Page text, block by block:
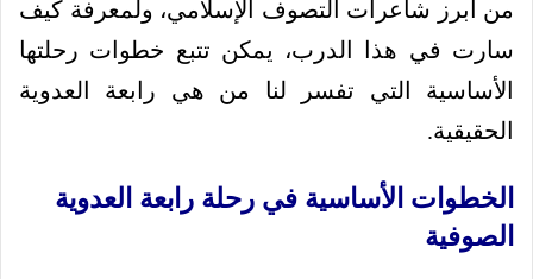
من أبرز شاعرات التصوف الإسلامي، ولمعرفة كيف
سارت في هذا الدرب، يمكن تتبع خطوات رحلتها
الأساسية التي تفسر لنا من هي رابعة العدوية
الحقيقية.
الخطوات الأساسية في رحلة رابعة العدوية
الصوفية